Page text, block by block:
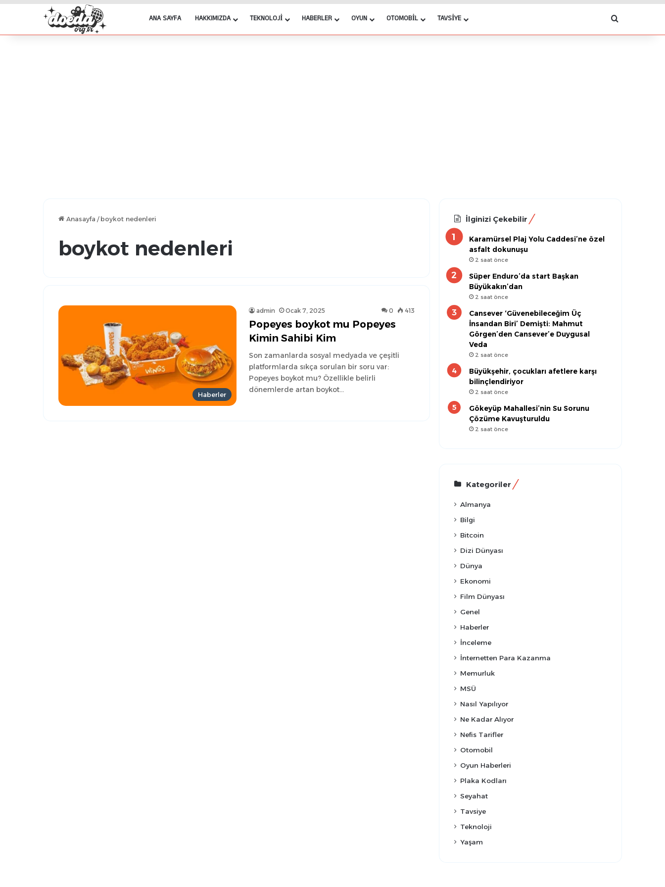
ANA SAYFA HAKKIMIZDA TEKNOLOJI HABERLER OYUN OTOMOBIL TAVSIYE Arama yap
Anasayfa / boykot nedenleri
boykot nedenleri
Haberler
admin Ocak 7, 2025 0 413
Popeyes boykot mu Popeyes
Kimin Sahibi Kim
Son zamanlarda sosyal medyada ve çeşitli
platformlarda sıkça sorulan bir soru var:
Popeyes boykot mu? Özellikle belirli
dönemlerde artan boykot…
İlginizi Çekebilir
Karamürsel Plaj Yolu Caddesi’ne özel
asfalt dokunuşu
2 saat önce
Süper Enduro’da start Başkan
Büyükakın’dan
2 saat önce
Cansever ‘Güvenebileceğim Üç
İnsandan Biri’ Demişti: Mahmut
Görgen’den Cansever’e Duygusal
Veda
2 saat önce
Büyükşehir, çocukları afetlere karşı
bilinçlendiriyor
2 saat önce
Gökeyüp Mahallesi’nin Su Sorunu
Çözüme Kavuşturuldu
2 saat önce
Kategoriler
Almanya
Bilgi
Bitcoin
Dizi Dünyası
Dünya
Ekonomi
Film Dünyası
Genel
Haberler
İnceleme
İnternetten Para Kazanma
Memurluk
MSÜ
Nasıl Yapılıyor
Ne Kadar Alıyor
Nefis Tarifler
Otomobil
Oyun Haberleri
Plaka Kodları
Seyahat
Tavsiye
Teknoloji
Yaşam